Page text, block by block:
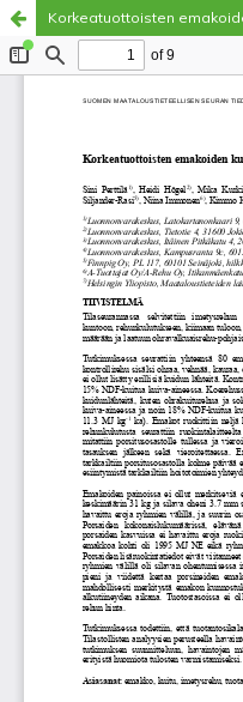
Korkeatuottoisten
Palvelua ylläpitää